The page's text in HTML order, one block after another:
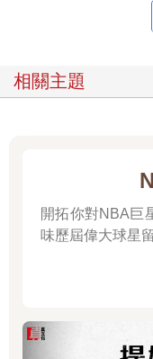
相關主題
開拓你對NBA巨
味歷屆偉大球星